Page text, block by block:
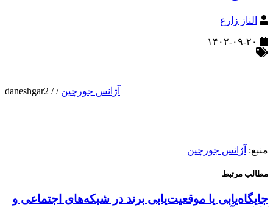
الناز زارع
آژانس جورچین /
/
daneshgar2
منبع: آژانس جورچین
مطالب مرتبط
جایگاه‌یابی یا موقعیت‌یابی برند در شبکه‌های اجتماعی و